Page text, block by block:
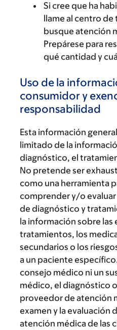
Si cree que ha
llame al centro
busque atención
Prepárese para
qué cantidad y
Uso de la
consumidor y
responsabilidad
Esta información
limitado de la
diagnóstico, el
No pretende ser
como una herramienta
comprender y/o
de diagnóstico y
la información sobre las
tratamientos, los
secundarios o los
a un paciente
consejo médico ni un
médico, el diagnóstico
proveedor de atención
examen y la evaluación
atención médica de las